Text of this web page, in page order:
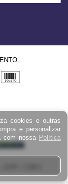
cookies e outras
e personalizar
com nossa Política
EPP / CNPJ: